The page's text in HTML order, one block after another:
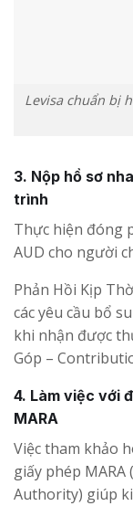
Levisa chuẩn bị
3. Nộp hồ sơ
trình
Thực hiện đóng
AUD cho người
Phản Hồi Kịp
các yêu cầu bổ
khi nhận được
Góp –
4. Làm việc với
MARA
Việc tham khảo
giấy phép
Authority) giúp